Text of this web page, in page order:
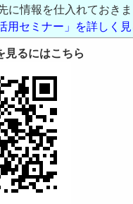
に情報を仕入れておきま
用セミナー」を詳しく見
見るにはこちら